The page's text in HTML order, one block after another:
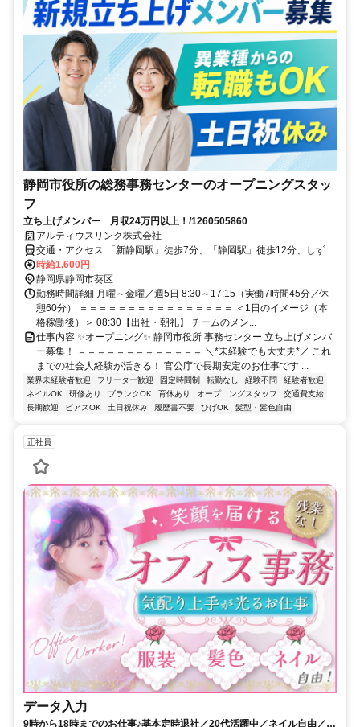
静岡市役所の総務事務センターのオープニングスタッ
フ
立ち上げメンバー 月収24万円以上！/1260505860
アルティウスリンク株式会社
交通・アクセス 「新静岡駅」徒歩7分、「静岡駅」徒歩12分、しずて
つジャストラインバス「県庁・静岡市役所葵区役所」下車すぐ
時給1,600円
静岡県静岡市葵区
勤務時間詳細 月曜～金曜／週5日 8:30～17:15（実働7時間45分／休
憩60分） ＝＝＝＝＝＝＝＝＝＝＝＝＝＝＝＝ ＜1日のイメージ（本
格稼働後）＞ 08:30【出社・朝礼】 チームのメン...
仕事内容 ✨オープニング✨ 静岡市役所 事務センター 立ち上げメンバ
ー募集！ ＝＝＝＝＝＝＝＝＝＝＝＝＝ ＼*未経験でも大丈夫*／ これ
までの社会人経験が活きる！ 官公庁で長期安定のお仕事です ...
業界未経験者歓迎 フリーター歓迎 固定時間制 転勤なし 経験不問
経験者歓迎
ネイルOK
研修あり ブランクOK 育休あり オープニングスタッフ
交通費支給
長期歓迎
ピアスOK 土日祝休み 履歴書不要 ひげOK 髪型・髪色自由
正社員
データ入力
9時から18時までのお仕事♪基本定時退社／20代活躍中／ネイル自由／駅